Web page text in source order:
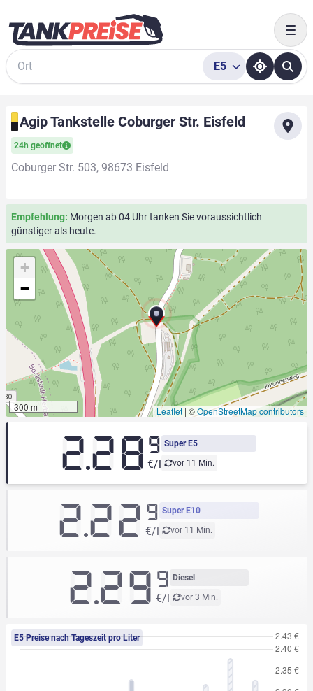
Suche
E5
Agip Tankstelle Coburger Str. Eisfeld
24h geöffnet
Coburger Str. 503, 98673 Eisfeld
Empfehlung: Morgen ab 04 Uhr tanken Sie voraussichtlich
günstiger als heute.
+
−
300 m Leaflet | ©OpenStreetMap contributors
Super E5
vor 11 Min.
2.289
€/l
Super E10
vor 11 Min.
2.22 9
€/l
Diesel
vor 3 Min.
2.29 9
€/l
E5 Preise nach Tageszeit pro Liter